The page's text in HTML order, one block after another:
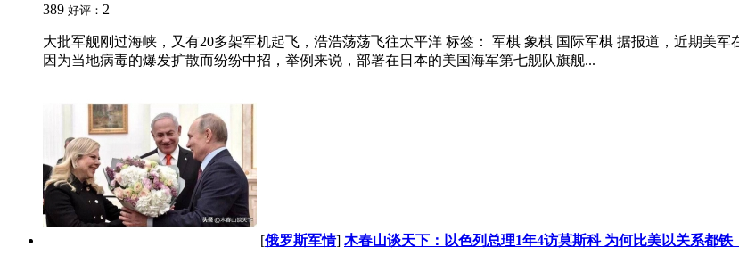
389 好评： 2
大批军舰刚过海峡，又有20多架军机起飞，浩浩荡荡飞往太平洋 标签： 军棋 象棋 国际军棋 据报道，近期美
因为当地病毒的爆发扩散而纷纷中招，举例来说，部署在日本的美国海军第七舰队旗舰...
[俄罗斯军情] 木春山谈天下：以色列总理1年4访莫斯科 为何比美以关系都铁